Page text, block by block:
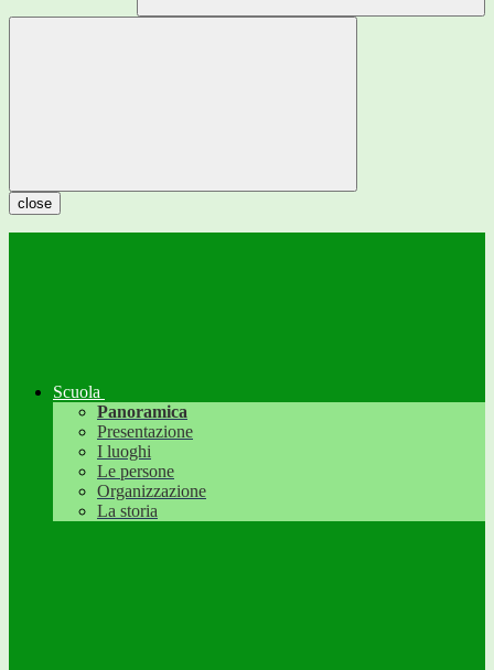
close
Scuola
Panoramica
Presentazione
I luoghi
Le persone
Organizzazione
La storia